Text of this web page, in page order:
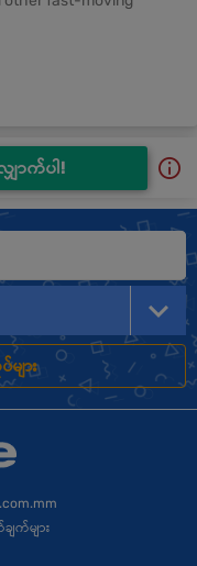
ာက်ပါ!
ျား
က်များ